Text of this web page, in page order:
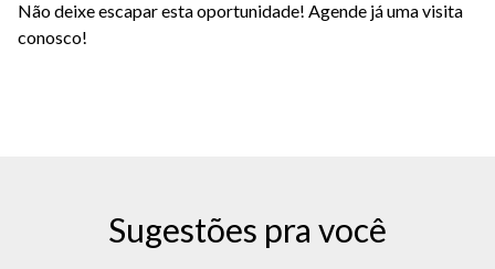
Não deixe escapar esta oportunidade! Agende já uma visita
conosco!
Sugestões pra você